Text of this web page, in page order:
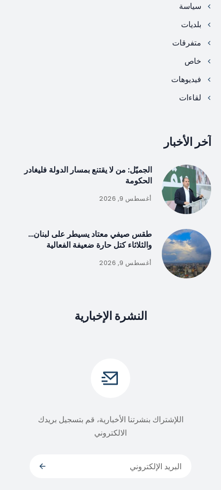
سياسة
بلديات
متفرقات
خاص
فيديوهات
لقاءات
آخر الأخبار
الجميّل: من لا يقتنع بمسار الدولة فليغادر
الحكومة
أغسطس 9, 2026
طقس صيفي معتاد يسيطر على لبنان…
والثلاثاء كتل حارة ضعيفة الفعالية
أغسطس 9, 2026
النشرة الإخبارية
اللإشتراك بنشرتنا الأخبارية، قم بتسجيل بريدك
الالكتروني